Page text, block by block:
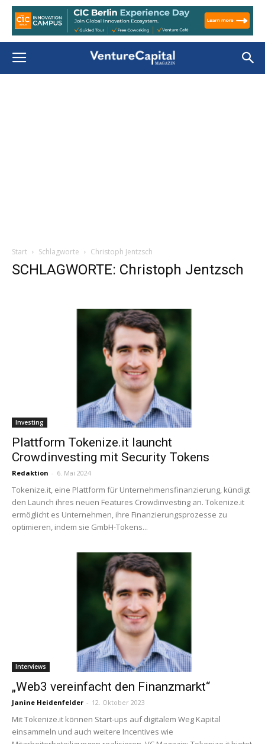
Start Schlagworte Christoph Jentzsch
SCHLAGWORTE: Christoph Jentzsch
Investing
Plattform Tokenize.it launcht
Crowdinvesting mit Security Tokens
Redaktion - 6. Mai 2024
Tokenize.it, eine Plattform für Unternehmensfinanzierung, kündigt
den Launch ihres neuen Features Crowdinvesting an. Tokenize.it
ermöglicht es Unternehmen, ihre Finanzierungsprozesse zu
optimieren, indem sie GmbH-Tokens...
Interviews
„Web3 vereinfacht den Finanzmarkt“
Janine Heidenfelder - 12. Oktober 2023
Mit Tokenize.it können Start-ups auf digitalem Weg Kapital
einsammeln und auch weitere Incentives wie